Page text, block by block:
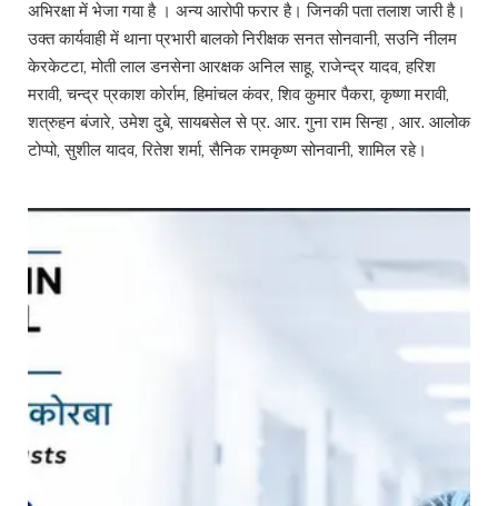
अभिरक्षा में भेजा गया है । अन्य आरोपी फरार है। जिनकी पता तलाश जारी है।
उक्त कार्यवाही में थाना प्रभारी बालको निरीक्षक सनत सोनवानी, सउनि नीलम
केरकेटटा, मोती लाल डनसेना आरक्षक अनिल साहू, राजेन्द्र यादव, हरिश
मरावी, चन्द्र प्रकाश कोर्राम, हिमांचल कंवर, शिव कुमार पैकरा, कृष्णा मरावी,
शत्रुहन बंजारे, उमेश दुबे, सायबसेल से प्र. आर. गुना राम सिन्हा , आर. आलोक
टोप्पो, सुशील यादव, रितेश शर्मा, सैनिक रामकृष्ण सोनवानी, शामिल रहे।